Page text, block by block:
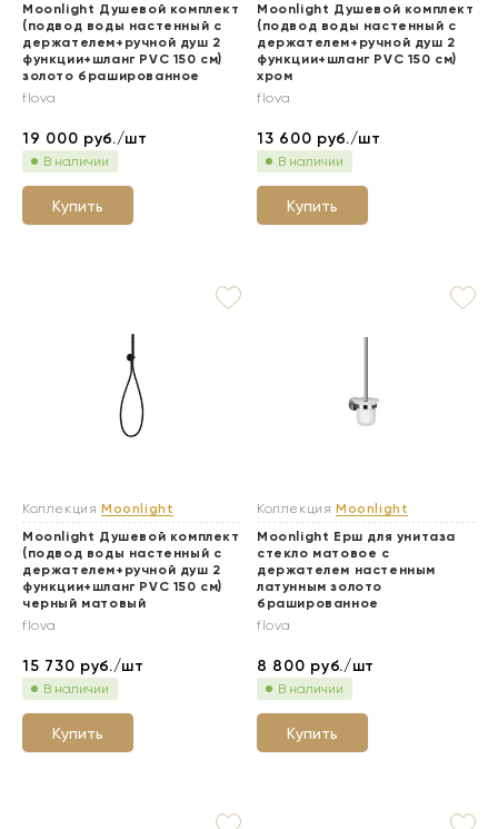
Moonlight Душевой комплект
(подвод воды настенный с
держателем+ручной душ 2
функции+шланг PVC 150 см)
золото брашированное
flova
19 000 руб./шт
В наличии
Купить
Moonlight Душевой комплект
(подвод воды настенный с
держателем+ручной душ 2
функции+шланг PVC 150 см)
хром
flova
13 600 руб./шт
В наличии
Купить
Коллекция Moonlight
Moonlight Душевой комплект
(подвод воды настенный с
держателем+ручной душ 2
функции+шланг PVC 150 см)
черный матовый
flova
15 730 руб./шт
В наличии
Купить
Коллекция Moonlight
Moonlight Ерш для унитаза
стекло матовое с
держателем настенным
латунным золото
брашированное
flova
8 800 руб./шт
В наличии
Купить